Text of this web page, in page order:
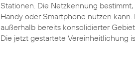
Stationen. Die Netzkennung
Handy oder Smartphone nutzen kann.
außerhalb bereits konsolidierter
Die jetzt gestartete Vereinheitlichung